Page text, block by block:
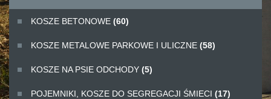
KOSZE BETONOWE (60)
KOSZE METALOWE PARKOWE I ULICZNE (58)
KOSZE NA PSIE ODCHODY (5)
POJEMNIKI, KOSZE DO SEGREGACJI ŚMIECI (17)